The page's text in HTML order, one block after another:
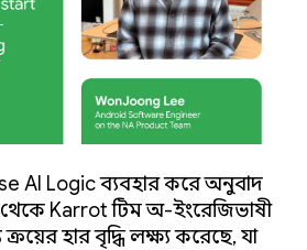
AI Logic ব্যবহার করে অনুবাদ
থেকে Karrot টিম অ-ইংরেজিভাষী
হার বৃদ্ধি লক্ষ্য করেছে, যা